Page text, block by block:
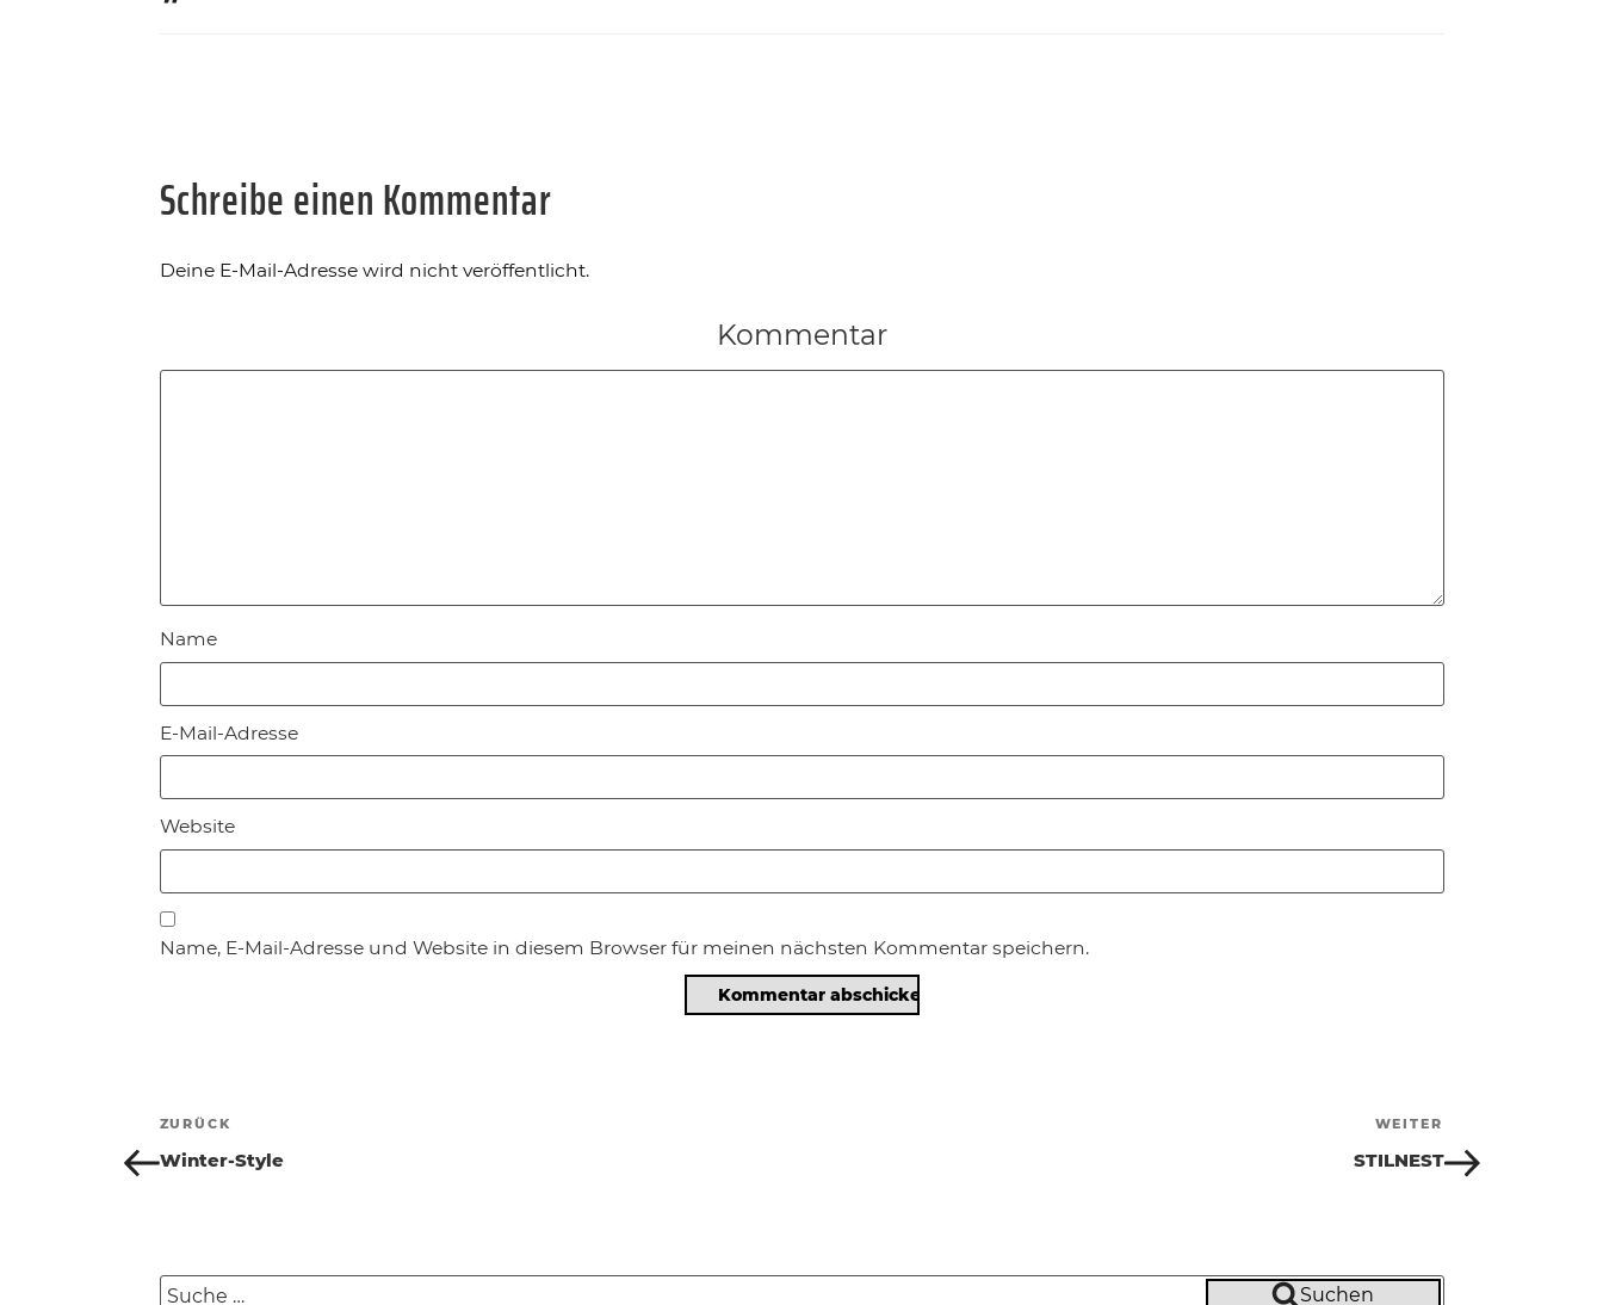
Schreibe einen Kommentar
Deine E-Mail-Adresse wird nicht veröffentlicht.
Kommentar
Name
E-Mail-Adresse
Website
Name, E-Mail-Adresse und Website in diesem Browser für meinen nächsten Kommentar speichern.
Beitragsnavigation
Vorheriger
Beitrag
ZURÜCK
Winter-Style
Beitrag
WEITER
STILNEST
Suche
Suchen